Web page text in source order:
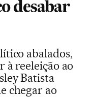
desabar
abalados,
à reeleição ao
Batista
chegar ao